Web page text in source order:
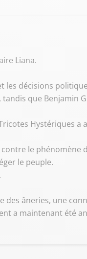
Liana.
les décisions
que Benjamin
Hystériques a
le phénomène
le peuple.
des âneries, une
a maintenant été